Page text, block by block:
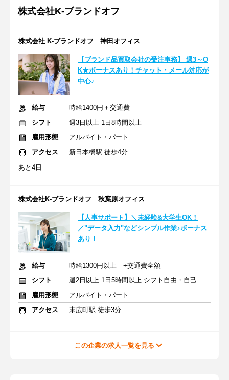
株式会社K-ブランドオフ
株式会社 K-ブランドオフ 神田オフィス
【ブランド品買取会社の受注事務】 週3～O
K★ボーナスあり！チャット・メール対応が
中心♪
給与
時給1400円＋交通費
シフト
週3日以上 1日8時間以上
雇用形態
アルバイト・パート
アクセス
新日本橋駅 徒歩4分
あと4日
株式会社K-ブランドオフ 秋葉原オフィス
【人事サポート】＼未経験&大学生OK！
／"データ入力"などシンプル作業♪ボーナス
あり！
給与
時給1300円以上 +交通費全額
シフト
週2日以上 1日5時間以上 シフト自由・自己申告
雇用形態
アルバイト・パート
アクセス
末広町駅 徒歩3分
この企業の求人一覧を見る